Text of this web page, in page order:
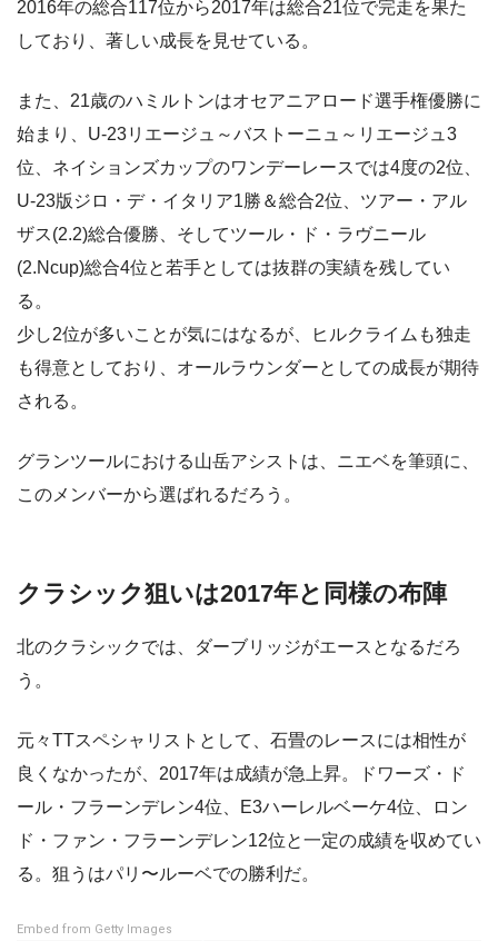
2016年の総合117位から2017年は総合21位で完走を果た
しており、著しい成長を見せている。
また、21歳のハミルトンはオセアニアロード選手権優勝に
始まり、U-23リエージュ～バストーニュ～リエージュ3
位、ネイションズカップのワンデーレースでは4度の2位、
U-23版ジロ・デ・イタリア1勝＆総合2位、ツアー・アル
ザス(2.2)総合優勝、そしてツール・ド・ラヴニール
(2.Ncup)総合4位と若手としては抜群の実績を残してい
る。
少し2位が多いことが気にはなるが、ヒルクライムも独走
も得意としており、オールラウンダーとしての成長が期待
される。
グランツールにおける山岳アシストは、ニエベを筆頭に、
このメンバーから選ばれるだろう。
クラシック狙いは2017年と同様の布陣
北のクラシックでは、ダーブリッジがエースとなるだろ
う。
元々TTスペシャリストとして、石畳のレースには相性が
良くなかったが、2017年は成績が急上昇。ドワーズ・ド
ール・フラーンデレン4位、E3ハーレルベーケ4位、ロン
ド・ファン・フラーンデレン12位と一定の成績を収めてい
る。狙うはパリ〜ルーベでの勝利だ。
Embed from Getty Images